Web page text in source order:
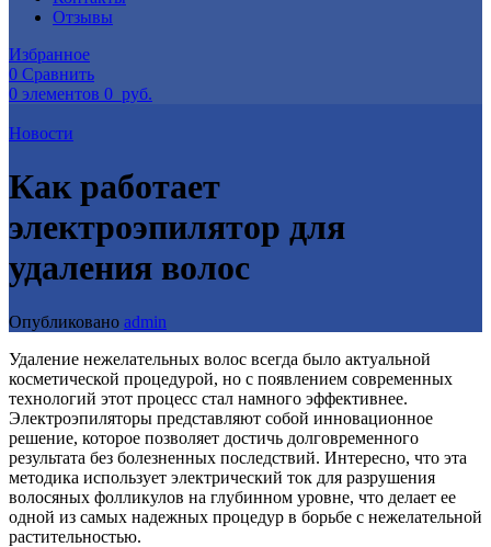
Отзывы
Избранное
0 Сравнить
0 элементов 0 руб.
Новости
Как работает
электроэпилятор для
удаления волос
Опубликовано admin
Удаление нежелательных волос всегда было актуальной
косметической процедурой, но с появлением современных
технологий этот процесс стал намного эффективнее.
Электроэпиляторы представляют собой инновационное
решение, которое позволяет достичь долговременного
результата без болезненных последствий. Интересно, что эта
методика использует электрический ток для разрушения
волосяных фолликулов на глубинном уровне, что делает ее
одной из самых надежных процедур в борьбе с нежелательной
растительностью.